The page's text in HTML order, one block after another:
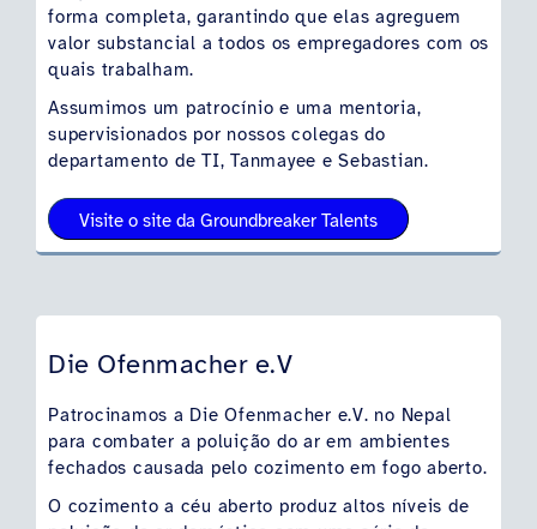
forma completa, garantindo que elas agreguem
valor substancial a todos os empregadores com os
quais trabalham.
Assumimos um patrocínio e uma mentoria,
supervisionados por nossos colegas do
departamento de TI, Tanmayee e Sebastian.
Visite o site da Groundbreaker Talents
Die Ofenmacher e.V
Patrocinamos a Die Ofenmacher e.V. no Nepal
para combater a poluição do ar em ambientes
fechados causada pelo cozimento em fogo aberto.
O cozimento a céu aberto produz altos níveis de